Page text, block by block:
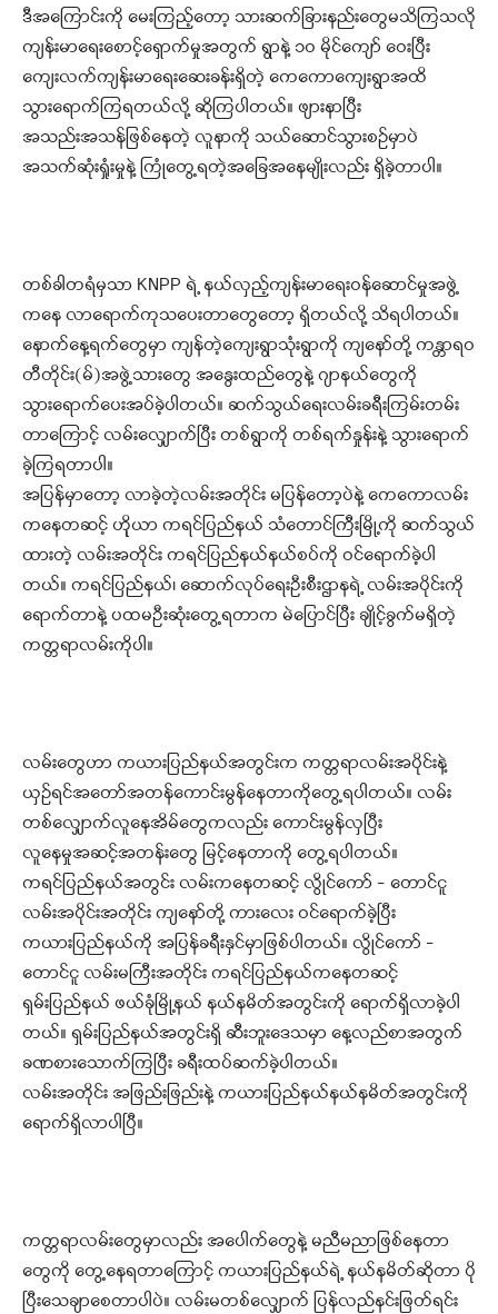
ဒီအကြောင်းကို မေးကြည့်တော့ သားဆက်ခြားနည်းတွေမသိကြသလို
ကျန်းမာရေးစောင့်ရှောက်မှုအတွက် ရွာနဲ့ ၁ဝ မိုင်ကျော် ဝေးပြီး
ကျေးလက်ကျန်းမာရေးဆေးခန်းရှိတဲ့ ကေကောကျေးရွာအထိ
သွားရောက်ကြရတယ်လို့ ဆိုကြပါတယ်။ ဖျားနာပြီး
အသည်းအသန်ဖြစ်နေတဲ့ လူနာကို သယ်ဆောင်သွားစဉ်မှာပဲ
အသက်ဆုံးရှုံးမှုနဲ့ ကြုံတွေ့ရတဲ့အခြေအနေမျိုးလည်း ရှိခဲ့တာပါ။
တစ်ခါတရံမှသာ KNPP ရဲ့ နယ်လှည့်ကျန်းမာရေးဝန်ဆောင်မှုအဖွဲ့
ကနေ လာရောက်ကုသပေးတာတွေတော့ ရှိတယ်လို့ သိရပါတယ်။
နောက်နေ့ရက်တွေမှာ ကျန်တဲ့ကျေးရွာသုံးရွာကို ကျနော်တို့ ကန္တာရဝ
တီတိုင်း(မ်)အဖွဲ့သားတွေ အနွေးထည်တွေနဲ့ ဂျာနယ်တွေကို
သွားရောက်ပေးအပ်ခဲ့ပါတယ်။ ဆက်သွယ်ရေးလမ်းခရီးကြမ်းတမ်း
တာကြောင့် လမ်းလျှောက်ပြီး တစ်ရွာကို တစ်ရက်နှုန်းနဲ့ သွားရောက်
ခဲ့ကြရတာပါ။
အပြန်မှာတော့ လာခဲ့တဲ့လမ်းအတိုင်း မပြန်တော့ပဲနဲ့ ကေကောလမ်း
ကနေတဆင့် ဟိုုယာ ကရင်ပြည်နယ် သံတောင်ကြီးမြို့ကို ဆက်သွယ်
ထားတဲ့ လမ်းအတိုင်း ကရင်ပြည်နယ်နယ်စပ်ကို ဝင်ရောက်ခဲ့ပါ
တယ်။ ကရင်ပြည်နယ်၊ ဆောက်လုပ်ရေးဦးစီးဌာနရဲ့ လမ်းအပိုင်းကို
ရောက်တာနဲ့ ပထမဦးဆုံးတွေ့ရတာက မဲပြောင်ပြီး ချိုင့်ခွက်မရှိတဲ့
ကတ္တရာလမ်းကိုပါ။
လမ်းတွေဟာ ကယားပြည်နယ်အတွင်းက ကတ္တရာလမ်းအပိုင်းနဲ့
ယှဉ်ရင်အတော်အတန်ကောင်းမွန်နေတာကိုတွေ့ရပါတယ်။ လမ်း
တစ်လျှောက်လူနေအိမ်တွေကလည်း ကောင်းမွန်လှပြီး
လူနေမှုအဆင့်အတန်းတွေ မြင့်နေတာကို တွေ့ရပါတယ်။
ကရင်ပြည်နယ်အတွင်း လမ်းကနေတဆင့် လွိုင်ကော် – တောင်ငူ
လမ်းအပိုင်းအတိုင်း ကျနော်တို့ ကားလေး ဝင်ရောက်ခဲ့ပြီး
ကယားပြည်နယ်ကို အပြန်ခရီးနှင်မှာဖြစ်ပါတယ်။ လွိုင်ကော် –
တောင်ငူ လမ်းမကြီးအတိုင်း ကရင်ပြည်နယ်ကနေတဆင့်
ရှမ်းပြည်နယ် ဖယ်ခုံမြို့နယ် နယ်နမိတ်အတွင်းကို ရောက်ရှိလာခဲ့ပါ
တယ်။ ရှမ်းပြည်နယ်အတွင်းရှိ ဆီးဘူးဒေသမှာ နေ့လည်စာအတွက်
ခဏစားသောက်ကြပြီး ခရီးထပ်ဆက်ခဲ့ပါတယ်။
လမ်းအတိုင်း အဖြည်းဖြည်းနဲ့ ကယားပြည်နယ်နယ်နမိတ်အတွင်းကို
ရောက်ရှိလာပါပြီ။
ကတ္တရာလမ်းတွေမှာလည်း အပေါက်တွေနဲ့ မညီမညာဖြစ်နေတာ
တွေကို တွေ့နေရတာကြောင့် ကယားပြည်နယ်ရဲ့ နယ်နမိတ်ဆိုတာ ပို
ပြီးသေချာစေတာပါပဲ။ လမ်းမတစ်လျှောက် ပြန်လည်နင်းဖြတ်ရင်း